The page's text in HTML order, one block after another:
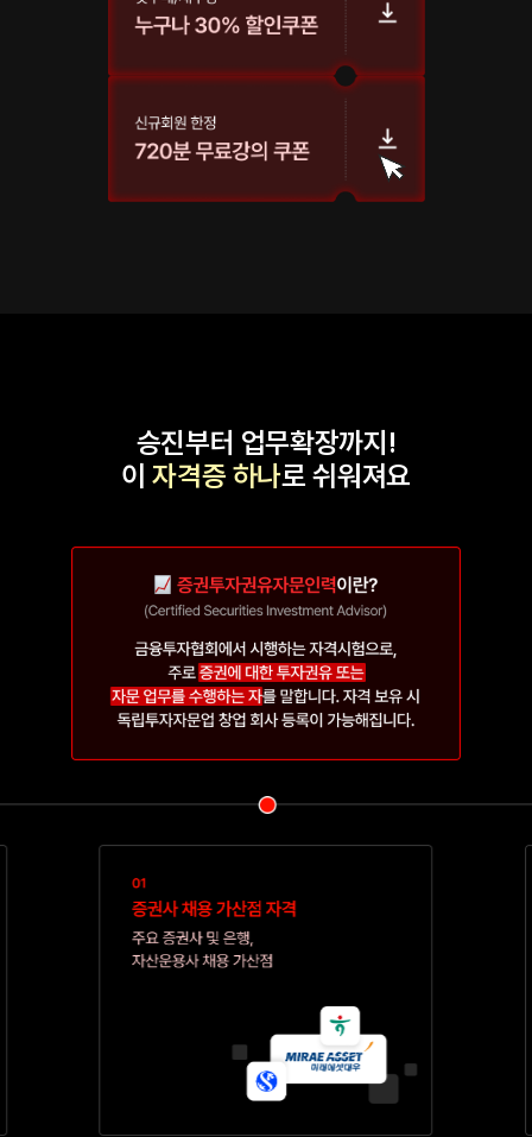
승진부터 업무확장까지!
이자격증 하나로 쉬워져요